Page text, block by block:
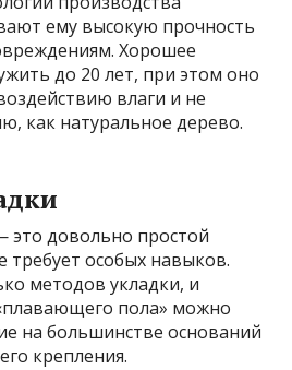
ему высокую прочность
Хорошее
до 20 лет, при этом оно
влаги и не
как натуральное дерево.
это довольно простой
требует особых навыков.
методов укладки, и
пола» можно
на большинстве оснований
крепления.